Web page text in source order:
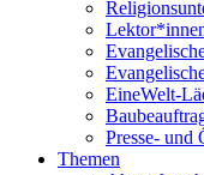
EineWelt-
Presse- und
Themen